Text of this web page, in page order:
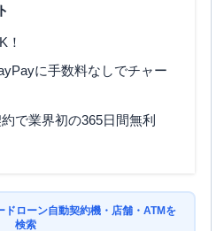
！
に手数料なしでチャー
で業界初の365日間無利
ドローン自動契約機・店舗・ATMを
検索